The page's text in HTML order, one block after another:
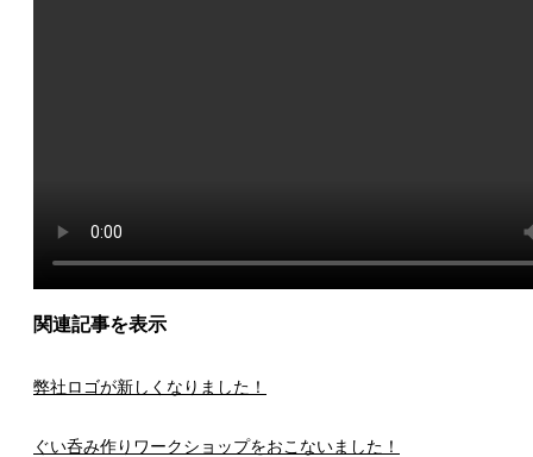
関連記事を表示
弊社ロゴが新しくなりました！
ぐい呑み作りワークショップをおこないました！